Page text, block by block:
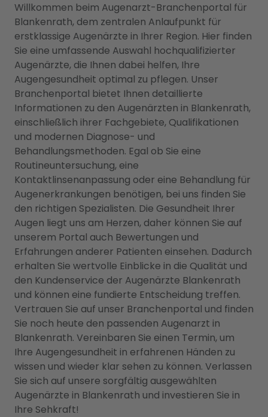
Willkommen beim Augenarzt-Branchenportal für
Blankenrath, dem zentralen Anlaufpunkt für
erstklassige Augenärzte in Ihrer Region. Hier finden
Sie eine umfassende Auswahl hochqualifizierter
Augenärzte, die Ihnen dabei helfen, Ihre
Augengesundheit optimal zu pflegen. Unser
Branchenportal bietet Ihnen detaillierte
Informationen zu den Augenärzten in Blankenrath,
einschließlich ihrer Fachgebiete, Qualifikationen
und modernen Diagnose- und
Behandlungsmethoden. Egal ob Sie eine
Routineuntersuchung, eine
Kontaktlinsenanpassung oder eine Behandlung für
Augenerkrankungen benötigen, bei uns finden Sie
den richtigen Spezialisten. Die Gesundheit Ihrer
Augen liegt uns am Herzen, daher können Sie auf
unserem Portal auch Bewertungen und
Erfahrungen anderer Patienten einsehen. Dadurch
erhalten Sie wertvolle Einblicke in die Qualität und
den Kundenservice der Augenärzte Blankenrath
und können eine fundierte Entscheidung treffen.
Vertrauen Sie auf unser Branchenportal und finden
Sie noch heute den passenden Augenarzt in
Blankenrath. Vereinbaren Sie einen Termin, um
Ihre Augengesundheit in erfahrenen Händen zu
wissen und wieder klar sehen zu können. Verlassen
Sie sich auf unsere sorgfältig ausgewählten
Augenärzte in Blankenrath und investieren Sie in
Ihre Sehkraft!